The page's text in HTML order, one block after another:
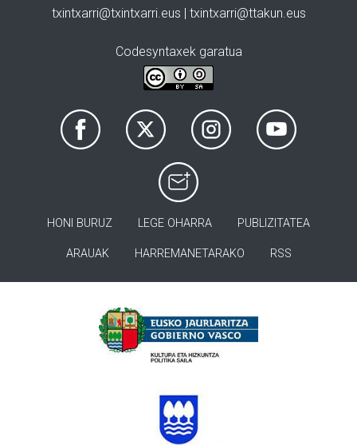
txintxarri@txintxarri.eus | txintxarri@ttakun.eus
Codesyntaxek garatua
HONI BURUZ LEGE OHARRA PUBLIZITATEA
ARAUAK HARREMANETARAKO RSS